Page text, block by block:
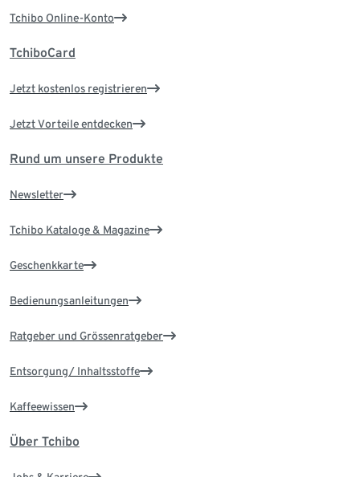
Tchibo Online-Konto
TchiboCard
Jetzt kostenlos registrieren
Jetzt Vorteile entdecken
Rund um unsere Produkte
Newsletter
Tchibo Kataloge & Magazine
Geschenkkarte
Bedienungsanleitungen
Ratgeber und Grössenratgeber
Entsorgung/ Inhaltsstoffe
Kaffeewissen
Über Tchibo